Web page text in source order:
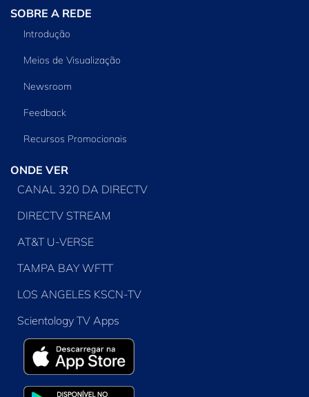
SOBRE A REDE
Introdução
Meios de Visualização
Newsroom
Feedback
Recursos Promocionais
ONDE VER
CANAL 320 DA DIRECTV
DIRECTV STREAM
AT&T U-VERSE
TAMPA BAY WFTT
LOS ANGELES KSCN-TV
Scientology TV Apps